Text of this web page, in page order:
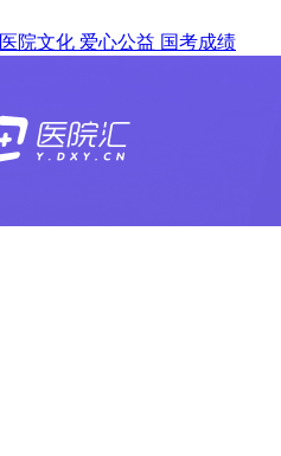
医院文化 爱心公益 国考成绩